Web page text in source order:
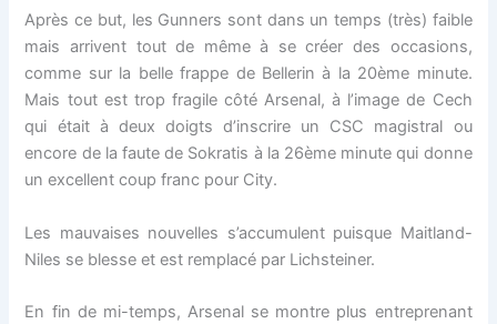
Après ce but, les Gunners sont dans un temps (très) faible
mais arrivent tout de même à se créer des occasions,
comme sur la belle frappe de Bellerin à la 20ème minute.
Mais tout est trop fragile côté Arsenal, à l’image de Cech
qui était à deux doigts d’inscrire un CSC magistral ou
encore de la faute de Sokratis à la 26ème minute qui donne
un excellent coup franc pour City.
Les mauvaises nouvelles s’accumulent puisque Maitland-
Niles se blesse et est remplacé par Lichsteiner.
En fin de mi-temps, Arsenal se montre plus entreprenant